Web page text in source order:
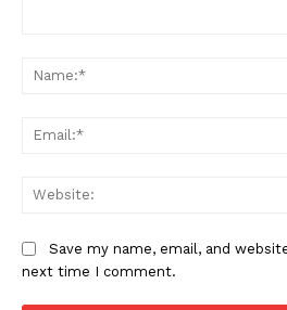
Save my name, email, and
next time I comment.